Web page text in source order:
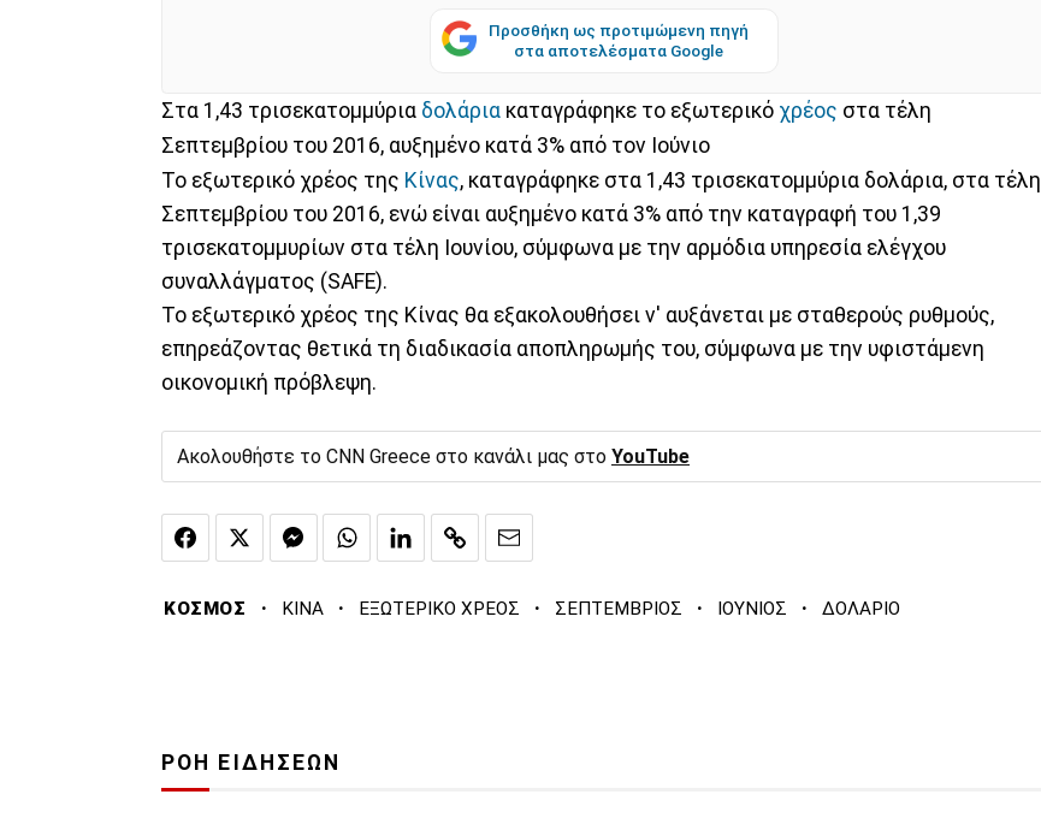
Προσθήκη ως προτιμώμενη πηγή
στα αποτελέσματα Google
Στα 1,43 τρισεκατομμύρια δολάρια καταγράφηκε το εξωτερικό χρέος στα τέλη
Σεπτεμβρίου του 2016, αυξημένο κατά 3% από τον Ιούνιο
Το εξωτερικό χρέος της Κίνας, καταγράφηκε στα 1,43 τρισεκατομμύρια δολάρια, στα τέλη
Σεπτεμβρίου του 2016, ενώ είναι αυξημένο κατά 3% από την καταγραφή του 1,39
τρισεκατομμυρίων στα τέλη Ιουνίου, σύμφωνα με την αρμόδια υπηρεσία ελέγχου
συναλλάγματος (SAFE).
Το εξωτερικό χρέος της Κίνας θα εξακολουθήσει ν' αυξάνεται με σταθερούς ρυθμούς,
επηρεάζοντας θετικά τη διαδικασία αποπληρωμής του, σύμφωνα με την υφιστάμενη
οικονομική πρόβλεψη.
Ακολουθήστε το CNN Greece στο κανάλι μας στο YouTube
ΚΟΣΜΟΣ · ΚΙΝΑ · ΕΞΩΤΕΡΙΚΟ ΧΡΕΟΣ · ΣΕΠΤΕΜΒΡΙΟΣ · ΙΟΥΝΙΟΣ · ΔΟΛΑΡΙΟ
ΡΟΗ ΕΙΔΗΣΕΩΝ